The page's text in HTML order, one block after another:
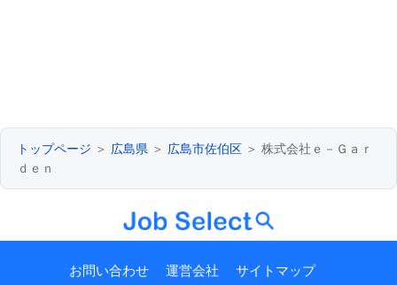
トップページ ＞ 広島県 ＞ 広島市佐伯区 ＞ 株式会社ｅ－Ｇａｒ
ｄｅｎ
お問い合わせ 運営会社 サイトマップ